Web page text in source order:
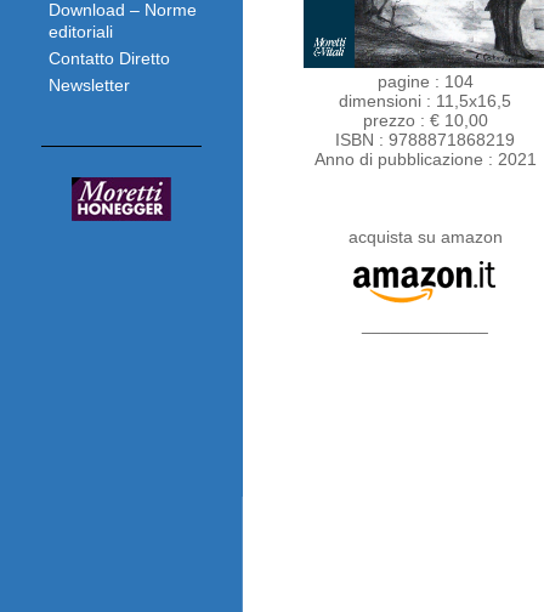
Download – Norme
editoriali
Contatto Diretto
Newsletter
pagine : 104
dimensioni : 11,5x16,5
prezzo : € 10,00
ISBN : 9788871868219
Anno di pubblicazione : 2021
acquista su amazon